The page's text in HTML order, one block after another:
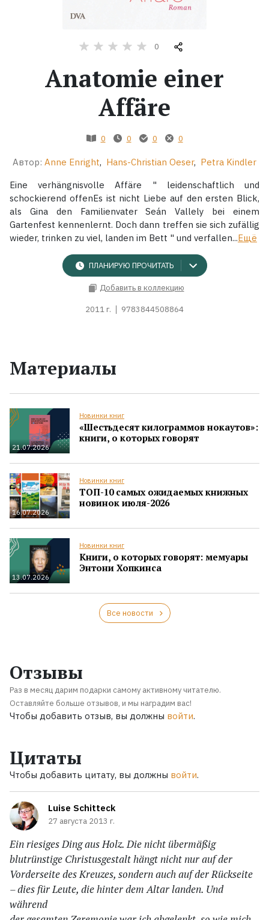
Экранизации
0
Anatomie einer
Affäre
0 0 0 0
Автор: Anne Enright, Hans-Christian Oeser, Petra Kindler
Eine verhängnisvolle Affäre " leidenschaftlich und
schockierend offenEs ist nicht Liebe auf den ersten Blick,
als Gina den Familienvater Seán Vallely bei einem
Gartenfest kennenlernt. Doch dann treffen sie sich zufällig
wieder, trinken zu viel, landen im Bett " und verfallen...Ещё
ПЛАНИРУЮ ПРОЧИТАТЬ
Добавить в коллекцию
2011 г. 9783844508864
Материалы
21.07.2026
Новинки книг
«Шестьдесят килограммов нокаутов»:
книги, о которых говорят
16.07.2026
Новинки книг
ТОП-10 самых ожидаемых книжных
новинок июля-2026
13.07.2026
Новинки книг
Книги, о которых говорят: мемуары
Энтони Хопкинса
Все новости
Отзывы
Раз в месяц дарим подарки самому активному читателю.
Оставляйте больше отзывов, и мы наградим вас!
Чтобы добавить отзыв, вы должны войти.
Цитаты
Чтобы добавить цитату, вы должны войти.
Luise Schitteck
27 августа 2013 г.
Ein riesiges Ding aus Holz. Die nicht übermäßig
blutrünstige Christusgestalt hängt nicht nur auf der
Vorderseite des Kreuzes, sondern auch auf der Rückseite
– dies für Leute, die hinter dem Altar landen. Und
während